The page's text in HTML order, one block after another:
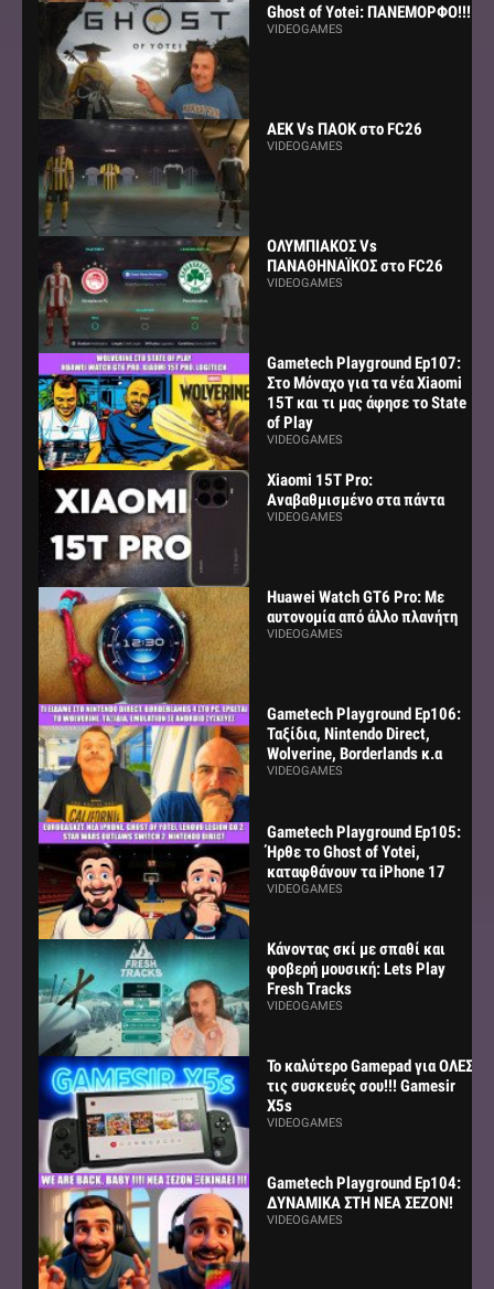
Ghost of Yotei: ΠΑΝΕΜΟΡΦΟ!!!
VIDEOGAMES
AEK Vs ΠΑΟΚ στο FC26
VIDEOGAMES
ΟΛΥΜΠΙΑΚΟΣ Vs
ΠΑΝΑΘΗΝΑΪΚΟΣ στο FC26
VIDEOGAMES
Gametech Playground Ep107:
Στο Μόναχο για τα νέα Xiaomi
15Τ και τι μας άφησε το State
of Play
VIDEOGAMES
Xiaomi 15T Pro:
Αναβαθμισμένο στα πάντα
VIDEOGAMES
Huawei Watch GT6 Pro: Με
αυτονομία από άλλο πλανήτη
VIDEOGAMES
Gametech Playground Ep106:
Ταξίδια, Nintendo Direct,
Wolverine, Borderlands κ.α
VIDEOGAMES
Gametech Playground Ep105:
Ήρθε το Ghost of Yotei,
καταφθάνουν τα iPhone 17
VIDEOGAMES
Κάνοντας σκί με σπαθί και
φοβερή μουσική: Lets Play
Fresh Tracks
VIDEOGAMES
Το καλύτερο Gamepad για ΟΛΕΣ
τις συσκευές σου!!! Gamesir
X5s
VIDEOGAMES
Gametech Playground Ep104:
ΔΥΝΑΜΙΚΑ ΣΤΗ ΝΕΑ ΣΕΖΟΝ!
VIDEOGAMES